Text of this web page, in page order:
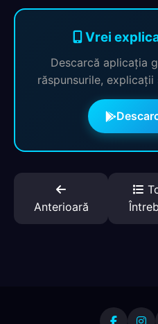
Vrei
Descarcă aplicația
răspunsurile, explicații
Anterioară